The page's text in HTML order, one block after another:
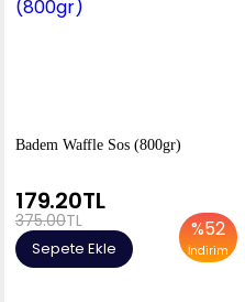
Badem Waffle Sos (800gr)
%52
İndirim
179.20TL
375.00TL
Sepete Ekle